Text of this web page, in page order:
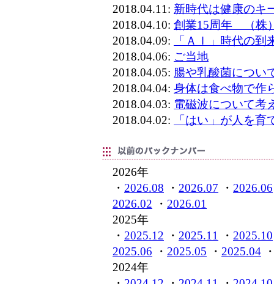
2018.04.11: 新時代は健康の
2018.04.10: 創業15周年 （株
2018.04.09:
「ＡＩ」時代の到
2018.04.06: ご当地
2018.04.05: 腸や乳酸菌につい
2018.04.04: 身体は食べ物で作
2018.04.03: 電磁波について考
2018.04.02:
「はい」が人を育
2026年
・ 2026.08 ・ 2026.07 ・ 2026.06
2026.02 ・ 2026.01
2025年
・ 2025.12 ・ 2025.11 ・ 2025.10
2025.06 ・ 2025.05 ・ 2025.04
2024年